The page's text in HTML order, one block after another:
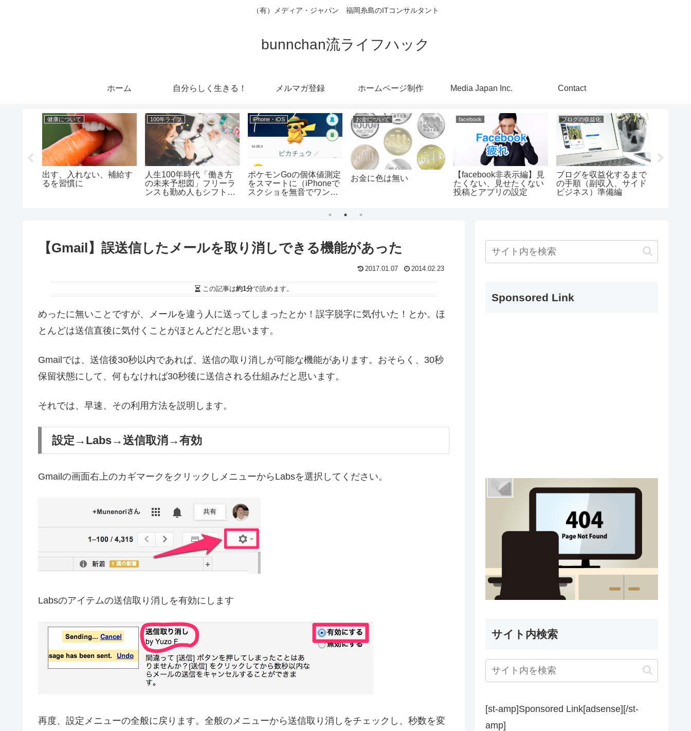
（有）メディア・ジャパン 福岡糸島のITコンサルタント
bunnchan流ライフハック
ホーム 自分らしく生きる！ メルマガ登録 ホームページ制作 Media Japan Inc. Contact
健康について
出す、入れない、補給す
るを習慣に
100年ライフ
人生100年時代「働き方
の未来予想図」フリーラ
ンスも勤め人もシフトす
iPhone・iOS
ポケモンGoの個体値測定
をスマートに（iPhoneで
スクショを無音でワンタ
お金について
お金に色は無い
facebook
【facebook非表示編】見
たくない、見せたくない
投稿とアプリの設定
ブログの収益化
ブログを収益化するまで
の手順（副収入、サイド
ビジネス）準備編
【Gmail】誤送信したメールを取り消しできる機能があった
2017.01.07 2014.02.23
この記事は約1分で読めます。
めったに無いことですが、メールを違う人に送ってしまったとか！誤字脱字に気付いた！とか。ほ
とんどは送信直後に気付くことがほとんどだと思います。
Gmailでは、送信後30秒以内であれば、送信の取り消しが可能な機能があります。おそらく、30秒
保留状態にして、何もなければ30秒後に送信される仕組みだと思います。
それでは、早速、その利用方法を説明します。
設定→Labs→送信取消→有効
Gmailの画面右上のカギマークをクリックしメニューからLabsを選択してください。
Labsのアイテムの送信取り消しを有効にします
再度、設定メニューの全般に戻ります。全般のメニューから送信取り消しをチェックし、秒数を変
Sponsored Link
サイト内検索
[st-amp]Sponsored Link[adsense][/st-
amp]